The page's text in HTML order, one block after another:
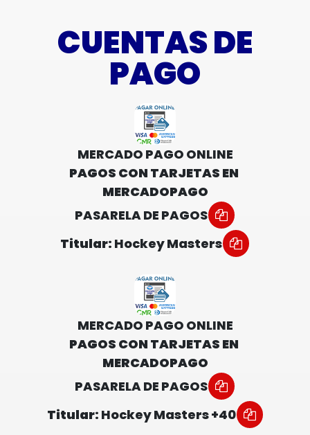
CUENTAS DE
PAGO
MERCADO PAGO ONLINE
PAGOS CON TARJETAS EN
MERCADOPAGO
PASARELA DE PAGOS
Titular: Hockey Masters
MERCADO PAGO ONLINE
PAGOS CON TARJETAS EN
MERCADOPAGO
PASARELA DE PAGOS
Titular: Hockey Masters +40